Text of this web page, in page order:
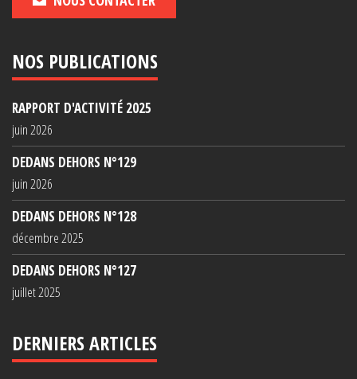
NOS PUBLICATIONS
RAPPORT D'ACTIVITÉ 2025
juin 2026
DEDANS DEHORS N°129
juin 2026
DEDANS DEHORS N°128
décembre 2025
DEDANS DEHORS N°127
juillet 2025
DERNIERS ARTICLES